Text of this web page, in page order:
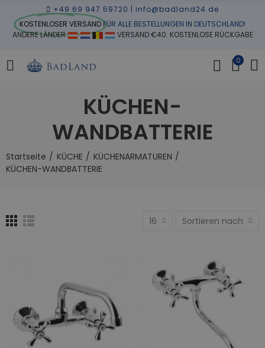
+49 69 947 59720 | info@badland24.de
KOSTENLOSER VERSANDFÜR ALLE BESTELLUNGEN IN DEUTSCHLAND!
ANDERE LÄNDER
VERSAND €40. KOSTENLOSE RÜCKGABE
0
KÜCHEN-
WANDBATTERIE
Startseite KÜCHE
KÜCHENARMATUREN
KÜCHEN-WANDBATTERIE
16 Sortieren nach